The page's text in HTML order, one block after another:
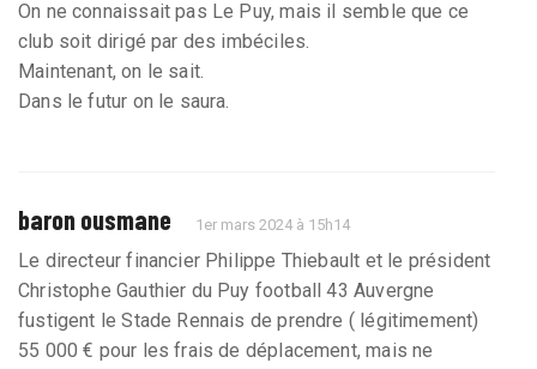
On ne connaissait pas Le Puy, mais il semble que ce
club soit dirigé par des imbéciles.
Maintenant, on le sait.
Dans le futur on le saura.
baron ousmane 1er mars 2024 à 15h14
Le directeur financier Philippe Thiebault et le président
Christophe Gauthier du Puy football 43 Auvergne
fustigent le Stade Rennais de prendre ( légitimement)
55 000 € pour les frais de déplacement, mais ne